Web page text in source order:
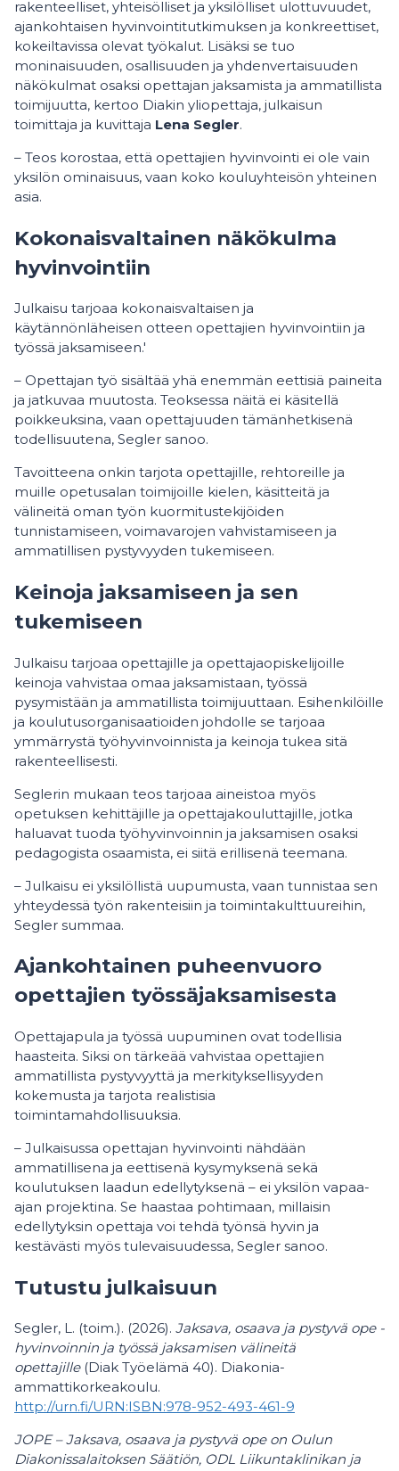
rakenteelliset, yhteisölliset ja yksilölliset ulottuvuudet,
ajankohtaisen hyvinvointitutkimuksen ja konkreettiset,
kokeiltavissa olevat työkalut. Lisäksi se tuo
moninaisuuden, osallisuuden ja yhdenvertaisuuden
näkökulmat osaksi opettajan jaksamista ja ammatillista
toimijuutta, kertoo Diakin yliopettaja, julkaisun
toimittaja ja kuvittaja Lena Segler.
– Teos korostaa, että opettajien hyvinvointi ei ole vain
yksilön ominaisuus, vaan koko kouluyhteisön yhteinen
asia.
Kokonaisvaltainen näkökulma
hyvinvointiin
Julkaisu tarjoaa kokonaisvaltaisen ja
käytännönläheisen otteen opettajien hyvinvointiin ja
työssä jaksamiseen.'
– Opettajan työ sisältää yhä enemmän eettisiä paineita
ja jatkuvaa muutosta. Teoksessa näitä ei käsitellä
poikkeuksina, vaan opettajuuden tämänhetkisenä
todellisuutena, Segler sanoo.
Tavoitteena onkin tarjota opettajille, rehtoreille ja
muille opetusalan toimijoille kielen, käsitteitä ja
välineitä oman työn kuormitustekijöiden
tunnistamiseen, voimavarojen vahvistamiseen ja
ammatillisen pystyvyyden tukemiseen.
Keinoja jaksamiseen ja sen
tukemiseen
Julkaisu tarjoaa opettajille ja opettajaopiskelijoille
keinoja vahvistaa omaa jaksamistaan, työssä
pysymistään ja ammatillista toimijuuttaan. Esihenkilöille
ja koulutusorganisaatioiden johdolle se tarjoaa
ymmärrystä työhyvinvoinnista ja keinoja tukea sitä
rakenteellisesti.
Seglerin mukaan teos tarjoaa aineistoa myös
opetuksen kehittäjille ja opettajakouluttajille, jotka
haluavat tuoda työhyvinvoinnin ja jaksamisen osaksi
pedagogista osaamista, ei siitä erillisenä teemana.
– Julkaisu ei yksilöllistä uupumusta, vaan tunnistaa sen
yhteydessä työn rakenteisiin ja toimintakulttuureihin,
Segler summaa.
Ajankohtainen puheenvuoro
opettajien työssäjaksamisesta
Opettajapula ja työssä uupuminen ovat todellisia
haasteita. Siksi on tärkeää vahvistaa opettajien
ammatillista pystyvyyttä ja merkityksellisyyden
kokemusta ja tarjota realistisia
toimintamahdollisuuksia.
– Julkaisussa opettajan hyvinvointi nähdään
ammatillisena ja eettisenä kysymyksenä sekä
koulutuksen laadun edellytyksenä – ei yksilön vapaa-
ajan projektina. Se haastaa pohtimaan, millaisin
edellytyksin opettaja voi tehdä työnsä hyvin ja
kestävästi myös tulevaisuudessa, Segler sanoo.
Tutustu julkaisuun
Segler, L. (toim.). (2026). Jaksava, osaava ja pystyvä ope -
hyvinvoinnin ja työssä jaksamisen välineitä
opettajille(Diak Työelämä 40). Diakonia-
ammattikorkeakoulu.
http://urn.fi/URN:ISBN:978-952-493-461-9
JOPE – Jaksava, osaava ja pystyvä ope on Oulun
Diakonissalaitoksen Säätiön, ODL Liikuntaklinikan ja